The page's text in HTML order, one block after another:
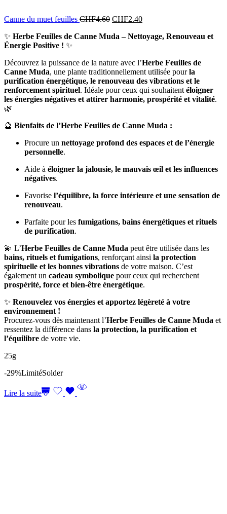
Canne du muet feuilles CHF4.60 CHF2.40
✨ Herbe Feuilles de Canne Muda – Nettoyage, Renouveau et
Énergie Positive ! ✨
Découvrez la puissance de la nature avec l’Herbe Feuilles de
Canne Muda, une plante traditionnellement utilisée pourla
purification énergétique, le renouveau des vibrations et le
renforcement spirituel. Idéale pour ceux qui souhaitent éloigner
les énergies négatives et attirer harmonie, prospérité et vitalité.
🌿
🔮 Bienfaits de l’Herbe Feuilles de Canne Muda :
Procure un nettoyage profond des espaces et de l’énergie
personnelle.
Aide à éloigner la jalousie, le mauvais œil et les influences
négatives.
Favorise l’équilibre, la force intérieure et une sensation de
renouveau.
Parfaite pour les fumigations, bains énergétiques et rituels
de purification.
💫 L’Herbe Feuilles de Canne Muda peut être utilisée dans les
bains, rituels et fumigations, renforçant ainsi la protection
spirituelle et les bonnes vibrations de votre maison. C’est
également un cadeau symbolique pour ceux qui recherchent
prospérité, force et bien-être énergétique.
✨ Renouvelez vos énergies et apportez légèreté à votre
environnement !
Procurez-vous dès maintenant l’Herbe Feuilles de Canne Muda et
ressentez la différence dans la protection, la purification et
l’équilibre de votre vie.
25g
-29%LimitéSolder
Lire la suite